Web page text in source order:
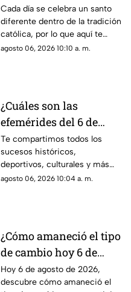
que se celebran este
jueves 6 de agosto de
2026?
Cada día se celebra un santo
diferente dentro de la tradición
católica, por lo que aquí te
compartimos el santoral
agosto 06, 2026 10:10 a. m.
¿Cuáles son las
efemérides del 6 de
agosto? Conoce lo que
se celebra un día como
hoy en México y el
mundo
Te compartimos todos los
sucesos históricos,
deportivos, culturales y más
que marcaron las efemérides
agosto 06, 2026 10:04 a. m.
¿Cómo amaneció el tipo
de cambio hoy 6 de
agosto de 2026?
Hoy 6 de agosto de 2026,
descubre cómo amaneció el